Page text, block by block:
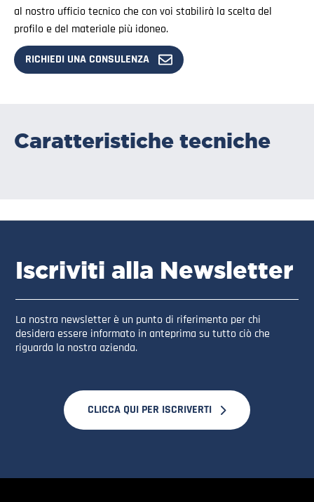
al nostro ufficio tecnico che con voi stabilirà la scelta del
profilo e del materiale più idoneo.
RICHIEDI UNA CONSULENZA
Caratteristiche tecniche
Iscriviti alla Newsletter
La nostra newsletter è un punto di riferimento per chi
desidera essere informato in anteprima su tutto ciò che
riguarda la nostra azienda.
CLICCA QUI PER ISCRIVERTI